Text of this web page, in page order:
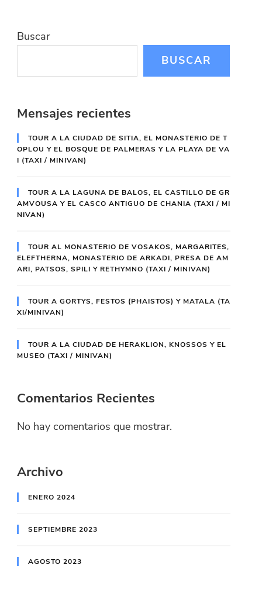
Buscar
BUSCAR
Mensajes recientes
TOUR A LA CIUDAD DE SITIA, EL MONASTERIO DE T
OPLOU Y EL BOSQUE DE PALMERAS Y LA PLAYA DE VA
I (TAXI / MINIVAN)
TOUR A LA LAGUNA DE BALOS, EL CASTILLO DE GR
AMVOUSA Y EL CASCO ANTIGUO DE CHANIA (TAXI / MI
NIVAN)
TOUR AL MONASTERIO DE VOSAKOS, MARGARITES,
ELEFTHERNA, MONASTERIO DE ARKADI, PRESA DE AM
ARI, PATSOS, SPILI Y RETHYMNO (TAXI / MINIVAN)
TOUR A GORTYS, FESTOS (PHAISTOS) Y MATALA (TA
XI/MINIVAN)
TOUR A LA CIUDAD DE HERAKLION, KNOSSOS Y EL
MUSEO (TAXI / MINIVAN)
Comentarios Recientes
No hay comentarios que mostrar.
Archivo
ENERO 2024
SEPTIEMBRE 2023
AGOSTO 2023